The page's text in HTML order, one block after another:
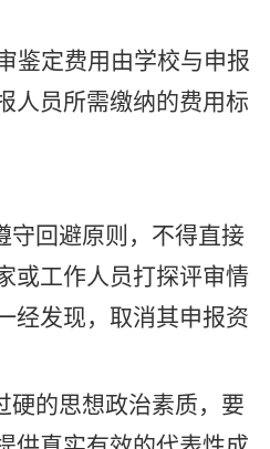
鉴定费用由学校与申报
人员所需缴纳的费用标
守回避原则，不得直接
或工作人员打探评审情
经发现，取消其申报资
硬的思想政治素质，要